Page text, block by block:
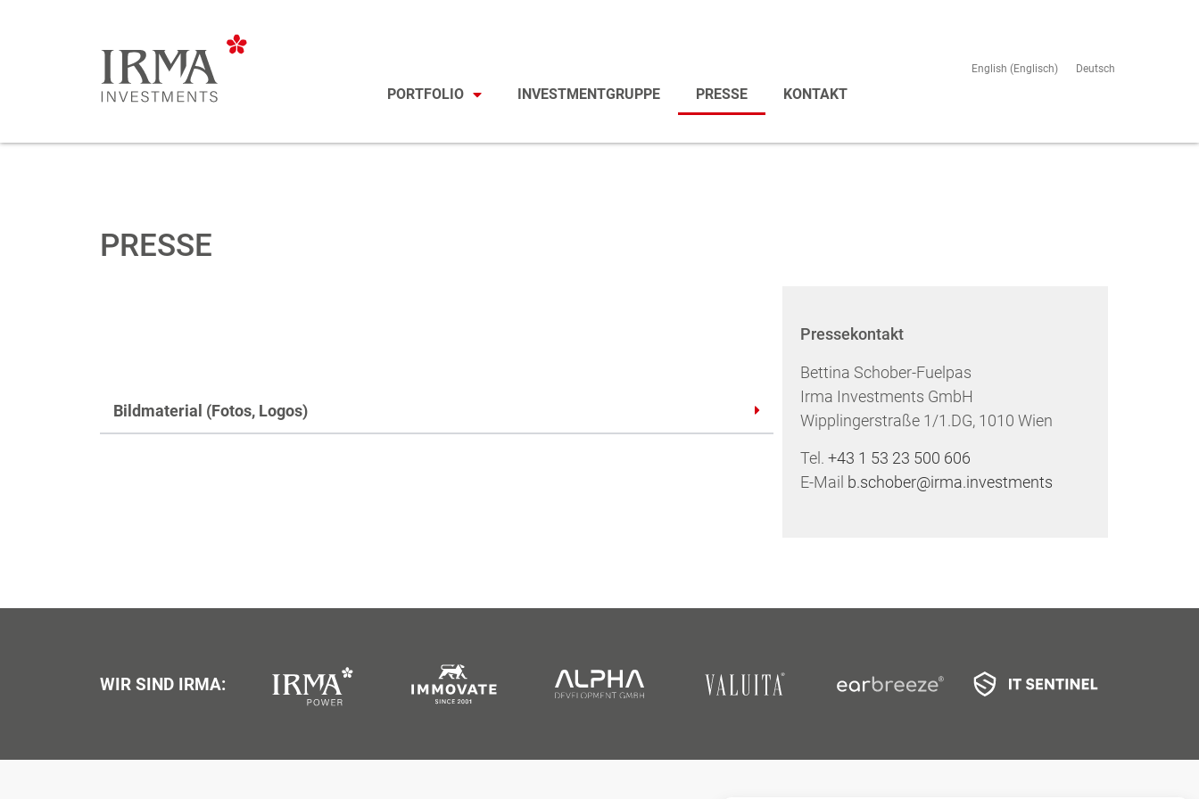
PORTFOLIO INVESTMENTGRUPPE PRESSE KONTAKT
English (Englisch) Deutsch
PRESSE
Bildmaterial (Fotos, Logos)
Pressekontakt
Bettina Schober-Fuelpas
Irma Investments GmbH
Wipplingerstraße 1/1.DG, 1010 Wien
Tel. +43 1 53 23 500 606
E-Mail b.schober@irma.investments
WIR SIND IRMA: